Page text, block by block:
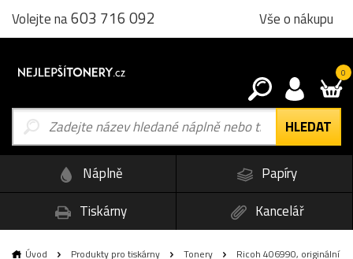
Volejte na603 716 092 Vše o nákupu
0
Náplně
Papíry
Tiskárny
Kancelář
Úvod Produkty pro tiskárny Tonery
Ricoh 406990, originální